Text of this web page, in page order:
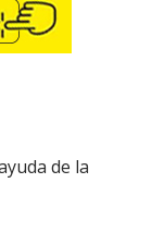
de la